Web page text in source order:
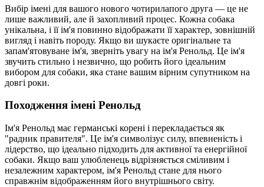
Вибір імені для вашого нового чотирилапого друга — це не
лише важливий, але й захопливий процес. Кожна собака
унікальна, і її ім'я повинно відображати її характер, зовнішній
вигляд і навіть породу. Якщо ви шукаєте оригінальне та
запам'ятовуване ім'я, зверніть увагу на ім'я Ренольд. Це ім'я
звучить стильно і незвично, що робить його ідеальним
вибором для собаки, яка стане вашим вірним супутником на
довгі роки.
Походження імені Ренольд
Ім'я Ренольд має германські корені і перекладається як
"радник правителя". Це ім'я символізує силу, впевненість і
лідерство, що ідеально підходить для активної та енергійної
собаки. Якщо ваш улюбленець відрізняється сміливим і
незалежним характером, ім'я Ренольд стане для нього
справжнім відображенням його внутрішнього світу.